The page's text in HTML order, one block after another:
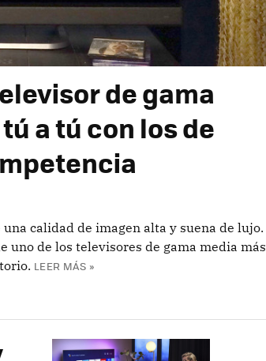
de gama
a tú con los de
calidad de imagen alta y suena de lujo.
uno de los televisores de gama media más
LEER MÁS »